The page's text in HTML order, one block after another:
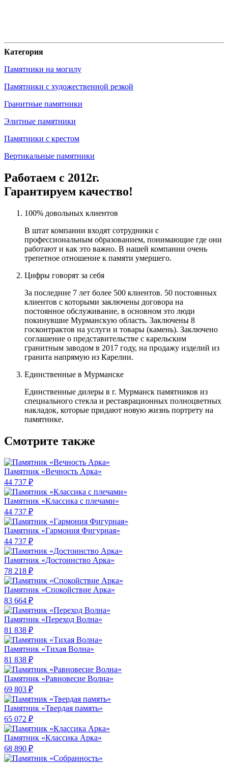
Категория
Памятники на могилу
Памятники с художественной резкой
Гранитные памятники
Элитные памятники
Памятники с крестом
Вертикальные памятники
Работаем с 2012г.
Гарантируем качество!
100% довольных клиентов
В штат компании входят сотрудники с
профессиональным образованием, понимающие где они
работают и как это важно. В нашей компании очень
трепетное отношение к памяти умершего.
Цифры говорят за себя
За последние 7 лет более 500 клиентов. 50 постоянных
клиентов с которыми заключены договора на
постоянное обслуживание, в основном это люди
покинувшие Мурманскую область. Заключены 8
госконтрактов на услуги и товары (камень). Заключено
соглашение о представительстве с карельским
гранитным заводом в 2017 году, на продажу изделий из
гранита напрямую из Карелии.
Единственные в Мурманске
Единственные дилеры в г. Мурманск памятников из
специального стекла и реставрационных полноцветных
накладок, которые придают новую жизнь портрету на
памятнике.
Смотрите также
Памятник «Вечность Арка»
44 737 ₽
Памятник «Классика c плечами»
44 737 ₽
Памятник «Гармония Фигурная»
44 737 ₽
Памятник «Достоинство Арка»
78 218 ₽
Памятник «Спокойствие Арка»
83 664 ₽
Памятник «Переход Волна»
81 838 ₽
Памятник «Тихая Волна»
81 838 ₽
Памятник «Равновесие Волна»
69 803 ₽
Памятник «Твердая память»
65 072 ₽
Памятник «Классика Арка»
68 890 ₽